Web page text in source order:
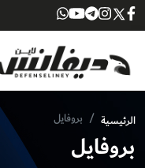
الرئيسية بروفايل
بروفايل